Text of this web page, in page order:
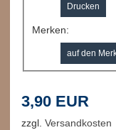
Drucken
Merken:
3,90 EUR
zzgl. Versandkosten